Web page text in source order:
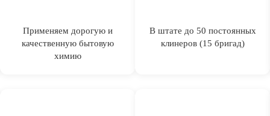
Применяем дорогую и
качественную бытовую
химию
В штате до 50 постоянных
клинеров (15 бригад)